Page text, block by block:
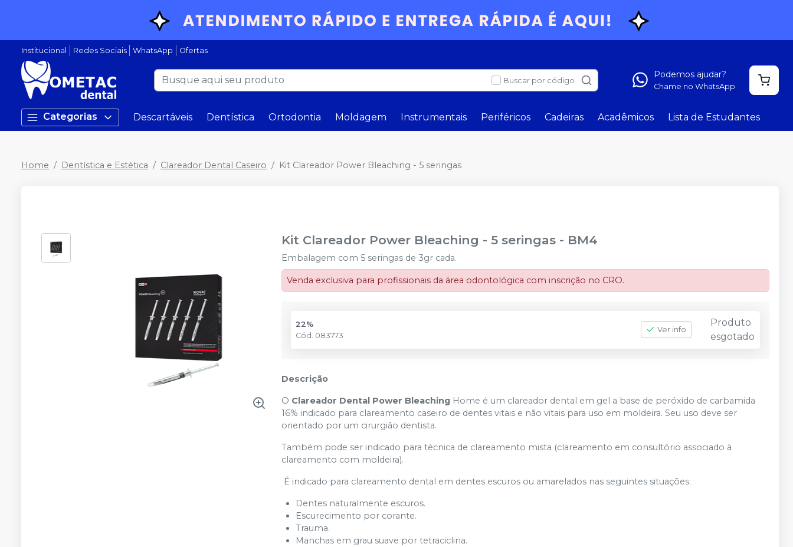
Institucional Redes Sociais WhatsApp Ofertas
Buscar por código
Podemos ajudar?
Chame no WhatsApp
Categorias Descartáveis Dentística Ortodontia Moldagem Instrumentais Periféricos Cadeiras Acadêmicos Lista de Estudantes
Home Dentística e Estética Clareador Dental Caseiro Kit Clareador Power Bleaching - 5 seringas
Kit Clareador Power Bleaching - 5 seringas - BM4
Embalagem com 5 seringas de 3gr cada.
Venda exclusiva para profissionais da área odontológica com inscrição no CRO.
22%
Cód. 083773
Ver info
Produto
esgotado
Descrição
O Clareador Dental Power Bleaching Home é um clareador dental em gel a base de peróxido de carbamida
16% indicado para clareamento caseiro de dentes vitais e não vitais para uso em moldeira. Seu uso deve ser
orientado por um cirurgião dentista.
Também pode ser indicado para técnica de clareamento mista (clareamento em consultório associado à
clareamento com moldeira).
É indicado para clareamento dental em dentes escuros ou amarelados nas seguintes situações:
Dentes naturalmente escuros.
Escurecimento por corante.
Trauma.
Manchas em grau suave por tetraciclina.